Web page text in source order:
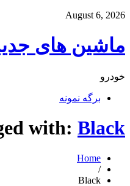
August 6, 2026
ماشین های
خودرو
برگه نمونه
with: Black
Home
/
Black